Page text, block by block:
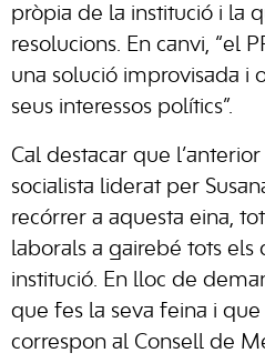
pròpia de la institució i la
resolucions. En canvi, “el
una solució improvisada i
seus interessos polítics”.
Cal destacar que
socialista liderat per
recórrer a aquesta eina,
laborals a gairebé tots
institució. En lloc de
que fes la seva feina i
correspon al Consell de